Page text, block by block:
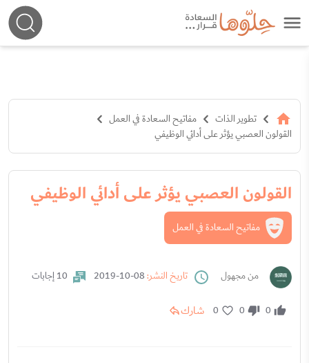
تطوير الذات
مفاتيح السعادة في العمل
القولون العصبي يؤثر على أدائي الوظيفي
القولون العصبي يؤثر على أدائي الوظيفي
مفاتيح السعادة في العمل
من مجهول تاريخ النشر: 10 إجابات
0
0
0 شارك